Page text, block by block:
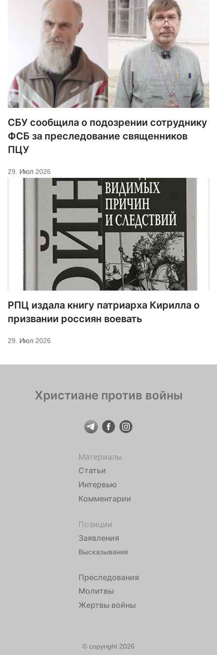
СБУ сообщила о подозрении сотруднику
ФСБ за преследование священников
ПЦУ
29. Июл 2026
РПЦ издала книгу патриарха Кирилла о
призвании россиян воевать
29. Июл 2026
Христиане против войны
Материалы
Статьи
Интервью
Комментарии
Позиции
Заявления
Высказывания
Преследования
Молитвы
Жертвы войны
© copyright 2026